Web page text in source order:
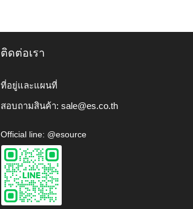
ติดต่อเรา
ที่อยู่และแผนที่
สอบถามสินค้า: sale@es.co.th
Official line: @esource